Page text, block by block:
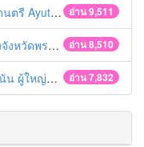
อ่าน 9,511
of the bands
อ่าน 8,510
ยุธยา 2560
อ่าน 7,832
ญ่บ้าน ฯลฯ